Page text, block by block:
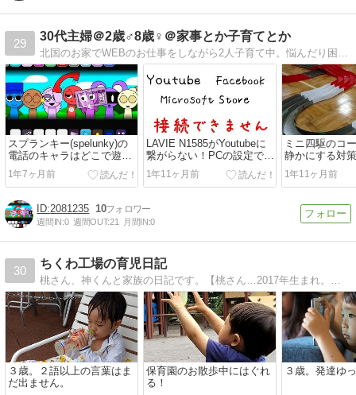
29
30代主婦＠2歳♂8歳♀＠家事とか子育てとか
スプランキー(spelunky)の
電話のキャラはどこで遊べ
る？名前は？
1年7ヶ月前
LAVIE N1585がYoutubeに
繋がらない！PCの設定で対
処したら3分で解決！
1年11ヶ月前
ミニ四駆のコ
静かにする対
1年11ヶ月前
2081235 10
週間IN:0 週間OUT:21 月間IN:0
30
ちくわ工場の育児日記
３歳。２語以上の言葉はま
だ出ません。
保育園のお散歩中にはぐれ
る！
３歳。発達ゆ